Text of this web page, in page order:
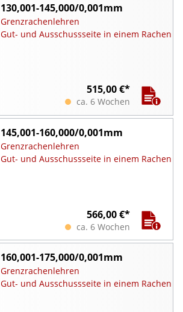
130,001-145,000/0,001mm
Grenzrachenlehren
Gut- und Ausschussseite in einem Rachen
515,00 €*
ca. 6 Wochen
145,001-160,000/0,001mm
Grenzrachenlehren
Gut- und Ausschussseite in einem Rachen
566,00 €*
ca. 6 Wochen
160,001-175,000/0,001mm
Grenzrachenlehren
Gut- und Ausschussseite in einem Rachen